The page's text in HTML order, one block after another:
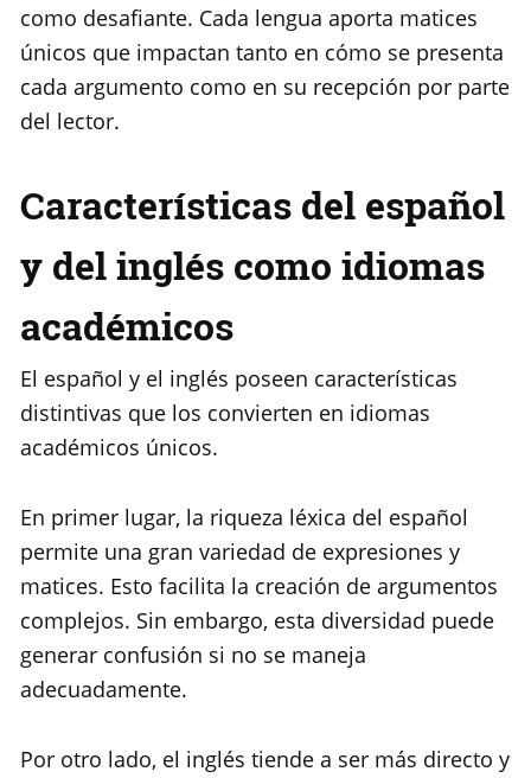
como desafiante. Cada lengua aporta matices
únicos que impactan tanto en cómo se presenta
cada argumento como en su recepción por parte
del lector.
Características del español
y del inglés como idiomas
académicos
El español y el inglés poseen características
distintivas que los convierten en idiomas
académicos únicos.
En primer lugar, la riqueza léxica del español
permite una gran variedad de expresiones y
matices. Esto facilita la creación de argumentos
complejos. Sin embargo, esta diversidad puede
generar confusión si no se maneja
adecuadamente.
Por otro lado, el inglés tiende a ser más directo y